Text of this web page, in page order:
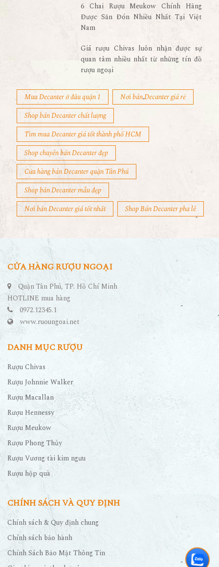
6 Chai Rượu Meukow Chính Hãng
Được Săn Đón Nhiều Nhất Tại Việt
Nam
Giá rượu Chivas luôn nhận được sự
quan tâm nhiều nhất từ những tín đồ
rượu ngoại
Mua Decanter ở đâu quận 1
Nơi bán Decanter giá rẻ
Shop bán Decanter chất lượng
Tìm mua Decanter giá tốt thành phố HCM
Shop chuyên bán Decanter đẹp
Cửa hàng bán Decanter quận Tân Phú
Shop bán Decanter mẫu đẹp
Nơi bán Decanter giá tốt nhất
Shop Bán Decanter pha lê
CỬA HÀNG RƯỢU NGOẠI
Quận Tân Phú, TP. Hồ Chí Minh
HOTLINE mua hàng
0972.12345.1
www.ruoungoai.net
DANH MỤC RƯỢU
Rượu Chivas
Rượu Johnnie Walker
Rượu Macallan
Rượu Hennessy
Rượu Meukow
Rượu Phong Thủy
Rượu Vương tài kim ngưu
Rượu hộp quà
CHÍNH SÁCH VÀ QUY ĐỊNH
Chính sách & Quy định chung
Chính sách bảo hành
Chính Sách Bảo Mật Thông Tin